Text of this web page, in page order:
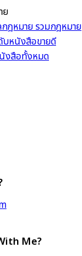
ย
กฎหมาย รวมกฎหมาย
หนังสือขายดี
งสือทั้งหมด
Me?